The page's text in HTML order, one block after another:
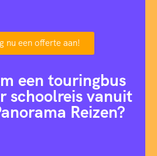
nu een offerte aan!
een touringbus
schoolreis vanuit
Reizen?
0
3
1
5
8